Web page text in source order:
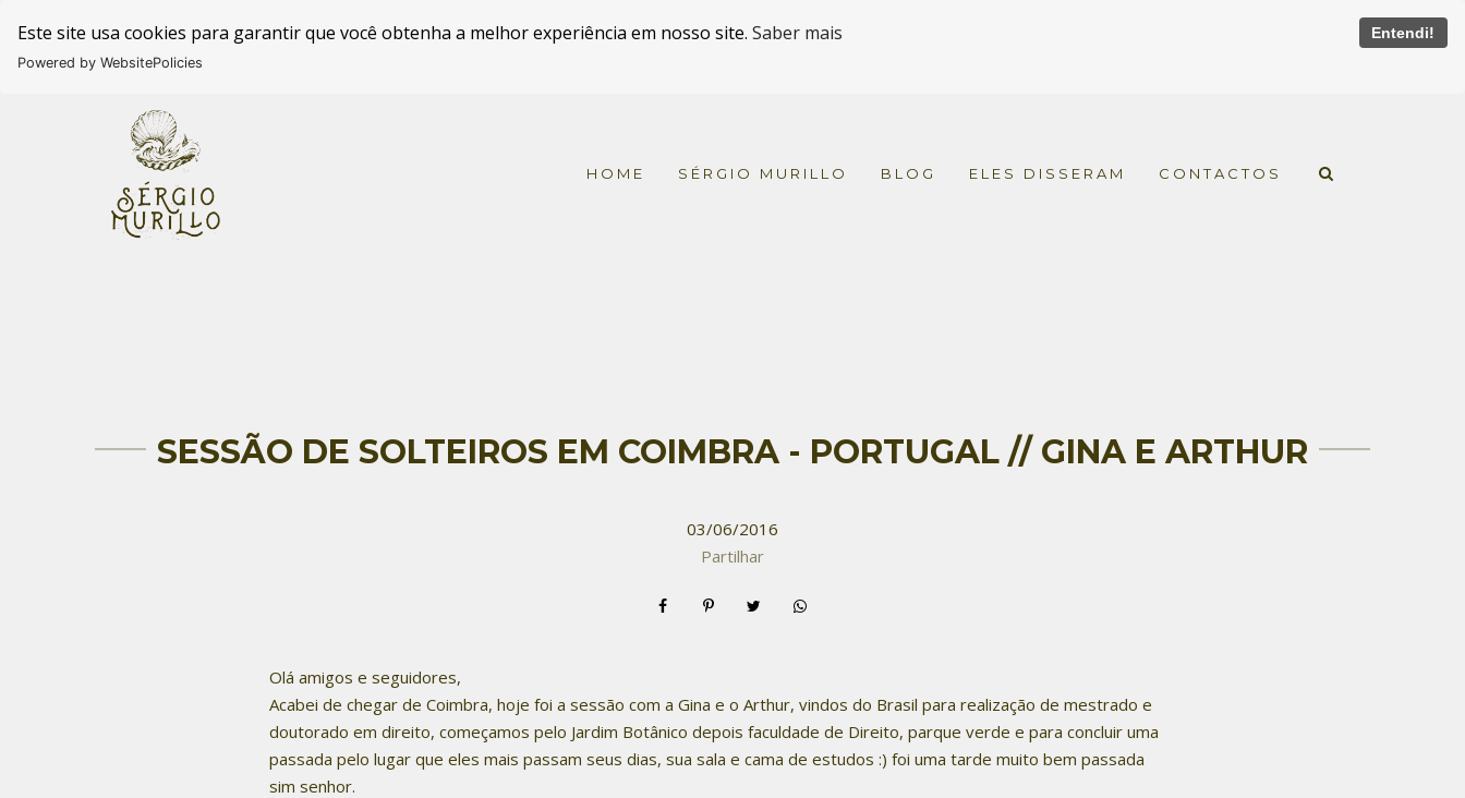
Este site usa cookies para garantir que você obtenha a melhor experiência em nosso site. Saber mais Entendi!
Powered by WebsitePolicies
HOME SÉRGIO MURILLO BLOG ELES DISSERAM CONTACTOS
SESSÃO DE SOLTEIROS EM COIMBRA - PORTUGAL // GINA E ARTHUR
03/06/2016
Partilhar
Olá amigos e seguidores,
Acabei de chegar de Coimbra, hoje foi a sessão com a Gina e o Arthur, vindos do Brasil para realização de mestrado e
doutorado em direito, começamos pelo Jardim Botânico depois faculdade de Direito, parque verde e para concluir uma
passada pelo lugar que eles mais passam seus dias, sua sala e cama de estudos :) foi uma tarde muito bem passada
sim senhor.